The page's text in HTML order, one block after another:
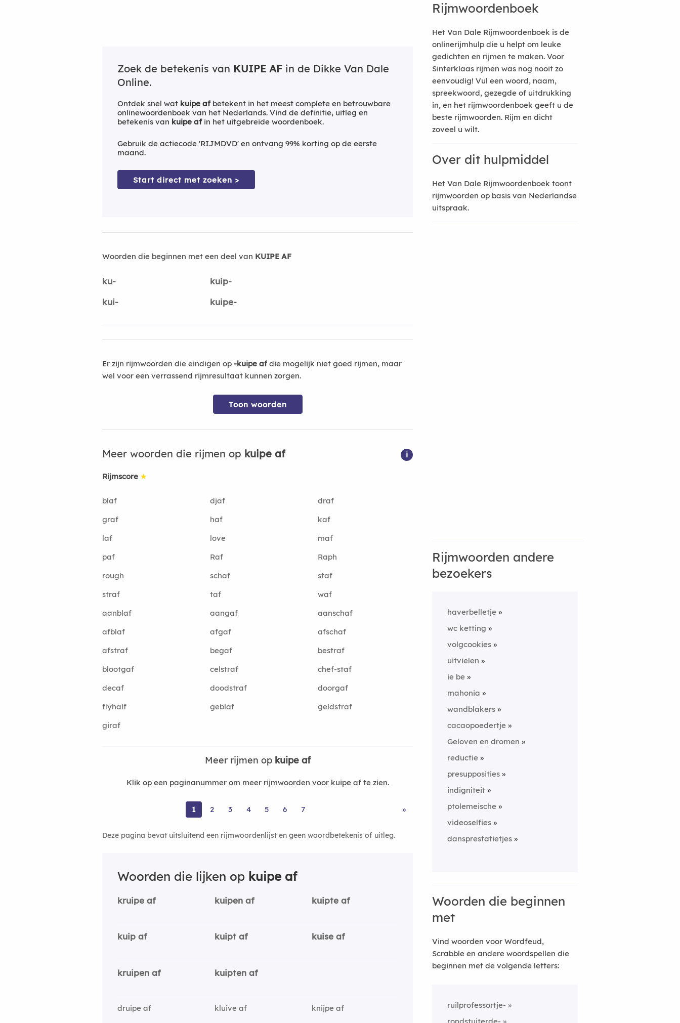
Zoek de betekenis van KUIPE AF in de Dikke Van Dale
Online.
Ontdek snel wat kuipe afbetekent in het meest complete en betrouwbare
onlinewoordenboek van het Nederlands. Vind de definitie, uitleg en
betekenis van kuipe afin het uitgebreide woordenboek.
Gebruik de actiecode 'RIJMDVD' en ontvang 99% korting op de eerste
maand.
Start direct met zoeken >
Woorden die beginnen met een deel van KUIPE AF
ku-
kuip-
kui-
kuipe-
Er zijn rijmwoorden die eindigen op -kuipe afdie mogelijk niet goed rijmen, maar
wel voor een verrassend rijmresultaat kunnen zorgen.
Toon woorden
Meer woorden die rijmen op kuipe af i
Rijmscore ★
blaf djaf
draf
graf
haf
kaf
laf
love
maf
paf
Raf
Raph
rough
schaf
staf
straf
taf
waf
aanblaf
aangaf
aanschaf
afblaf
afgaf
afschaf
afstraf
begaf
bestraf
blootgaf
celstraf
chef-staf
decaf
doodstraf
doorgaf
flyhalf
geblaf
geldstraf
giraf
Meer rijmen op kuipe af
Klik op een paginanummer om meer rijmwoorden voor kuipe af te zien.
1 2 3 4 5 6 7 »
Deze pagina bevat uitsluitend een rijmwoordenlijst en geen woordbetekenis of uitleg.
Woorden die lijken op kuipe af
kruipe af kuipen af kuipte af
kuip af kuipt af kuise af
kruipen af kuipten af
druipe af kluive af
knijpe af
Rijmwoordenboek
Het Van Dale Rijmwoordenboek is de
onlinerijmhulp die u helpt om leuke
gedichten en rijmen te maken. Voor
Sinterklaas rijmen was nog nooit zo
eenvoudig! Vul een woord, naam,
spreekwoord, gezegde of uitdrukking
in, en het rijmwoordenboek geeft u de
beste rijmwoorden. Rijm en dicht
zoveel u wilt.
Over dit hulpmiddel
Het Van Dale Rijmwoordenboek toont
rijmwoorden op basis van Nederlandse
uitspraak.
Rijmwoorden andere
bezoekers
haverbelletje
wc ketting
volgcookies
uitvielen
ie be
mahonia
wandblakers
cacaopoedertje
Geloven en dromen
reductie
presupposities
indigniteit
ptolemeische
videoselfies
dansprestatietjes
Woorden die beginnen
met
Vind woorden voor Wordfeud,
Scrabble en andere woordspellen die
beginnen met de volgende letters:
ruilprofessortje-